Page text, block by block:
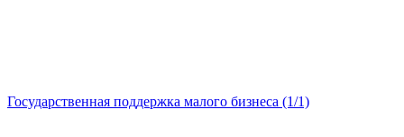
Государственная поддержка малого бизнеса (1/1)